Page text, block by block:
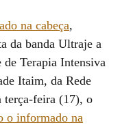
na cabeça,
da banda Ultraje a
Terapia Intensiva
Itaim, da Rede
terça-feira (17), o
o informado na